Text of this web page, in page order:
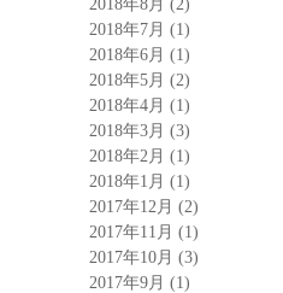
2018年8月 (2)
2018年7月 (1)
2018年6月 (1)
2018年5月 (2)
2018年4月 (1)
2018年3月 (3)
2018年2月 (1)
2018年1月 (1)
2017年12月 (2)
2017年11月 (1)
2017年10月 (3)
2017年9月 (1)